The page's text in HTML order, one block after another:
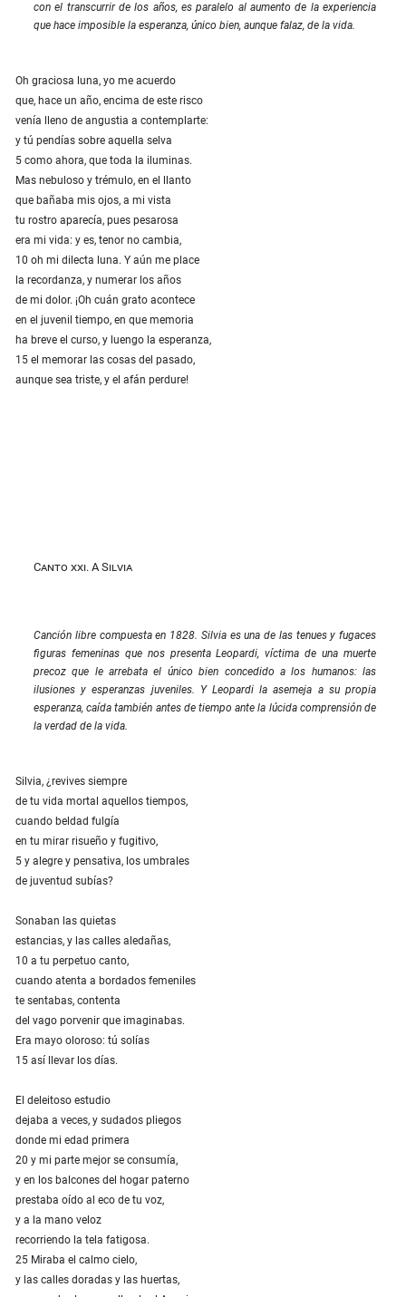
con el transcurrir de los años, es paralelo al aumento de la experiencia
que hace imposible la esperanza, único bien, aunque falaz, de la vida.
Oh graciosa luna, yo me acuerdo
que, hace un año, encima de este risco
venía lleno de angustia a contemplarte:
y tú pendías sobre aquella selva
5 como ahora, que toda la iluminas.
Mas nebuloso y trémulo, en el llanto
que bañaba mis ojos, a mi vista
tu rostro aparecía, pues pesarosa
era mi vida: y es, tenor no cambia,
10 oh mi dilecta luna. Y aún me place
la recordanza, y numerar los años
de mi dolor. ¡Oh cuán grato acontece
en el juvenil tiempo, en que memoria
ha breve el curso, y luengo la esperanza,
15 el memorar las cosas del pasado,
aunque sea triste, y el afán perdure!
Canto xxi. A Silvia
Canción libre compuesta en 1828. Silvia es una de las tenues y fugaces
figuras femeninas que nos presenta Leopardi, víctima de una muerte
precoz que le arrebata el único bien concedido a los humanos: las
ilusiones y esperanzas juveniles. Y Leopardi la asemeja a su propia
esperanza, caída también antes de tiempo ante la lúcida comprensión de
la verdad de la vida.
Silvia, ¿revives siempre
de tu vida mortal aquellos tiempos,
cuando beldad fulgía
en tu mirar risueño y fugitivo,
5 y alegre y pensativa, los umbrales
de juventud subías?
Sonaban las quietas
estancias, y las calles aledañas,
10 a tu perpetuo canto,
cuando atenta a bordados femeniles
te sentabas, contenta
del vago porvenir que imaginabas.
Era mayo oloroso: tú solías
15 así llevar los días.
El deleitoso estudio
dejaba a veces, y sudados pliegos
donde mi edad primera
20 y mi parte mejor se consumía,
y en los balcones del hogar paterno
prestaba oído al eco de tu voz,
y a la mano veloz
recorriendo la tela fatigosa.
25 Miraba el calmo cielo,
y las calles doradas y las huertas,